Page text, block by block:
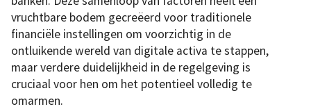
vruchtbare bodem gecreëerd voor traditionele
financiële instellingen om voorzichtig in de
ontluikende wereld van digitale activa te stappen,
maar verdere duidelijkheid in de regelgeving is
cruciaal voor hen om het potentieel volledig te
omarmen.